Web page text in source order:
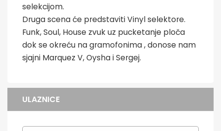
selekcijom.
Druga scena će predstaviti Vinyl selektore.
Funk, Soul, House zvuk uz pucketanje ploča
dok se okreću na gramofonima , donose nam
sjajni Marquez V, Oysha i Sergej.
ULAZNICE